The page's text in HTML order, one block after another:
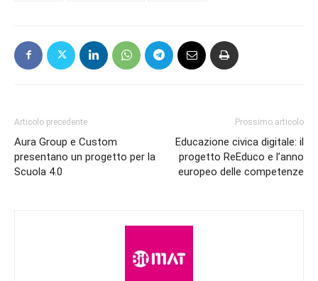
Articolo precedente
Aura Group e Custom
presentano un progetto per la
Scuola 4.0
Prossimo articolo
Educazione civica digitale: il
progetto ReEduco e l’anno
europeo delle competenze